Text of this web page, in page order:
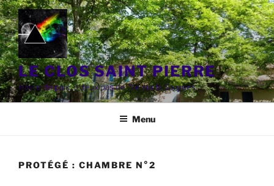
Aller
au
contenu
principal
LE CLOS SAINT PIERRE
Havre de paix, à deux pas de l'Ile sur la Sorgues
Menu
PROTÉGÉ : CHAMBRE N°2